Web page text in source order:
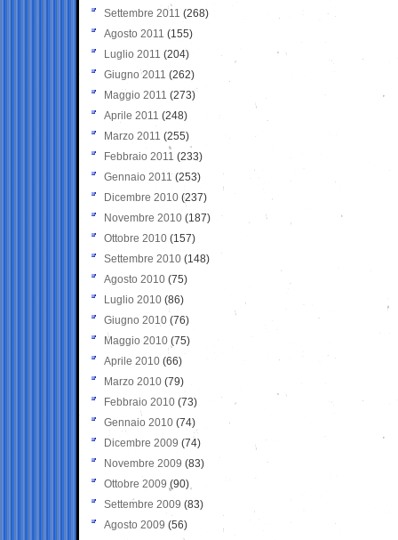
Settembre 2011 (268)
Agosto 2011 (155)
Luglio 2011 (204)
Giugno 2011 (262)
Maggio 2011 (273)
Aprile 2011 (248)
Marzo 2011 (255)
Febbraio 2011 (233)
Gennaio 2011 (253)
Dicembre 2010 (237)
Novembre 2010 (187)
Ottobre 2010 (157)
Settembre 2010 (148)
Agosto 2010 (75)
Luglio 2010 (86)
Giugno 2010 (76)
Maggio 2010 (75)
Aprile 2010 (66)
Marzo 2010 (79)
Febbraio 2010 (73)
Gennaio 2010 (74)
Dicembre 2009 (74)
Novembre 2009 (83)
Ottobre 2009 (90)
Settembre 2009 (83)
Agosto 2009 (56)